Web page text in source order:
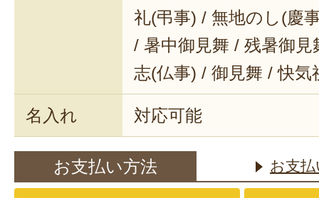
礼(弔事) / 無地のし(慶
/ 暑中御見舞 / 残暑御
志(仏事) / 御見舞 / 快気
名入れ 対応可能
お支払い方法 お支